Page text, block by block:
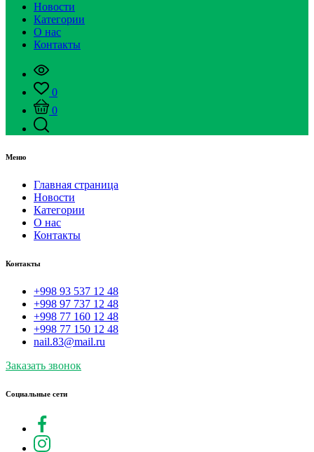
Новости
Категории
О нас
Контакты
0
0
Меню
Главная страница
Новости
Категории
О нас
Контакты
Контакты
+998 93 537 12 48
+998 97 737 12 48
+998 77 160 12 48
+998 77 150 12 48
nail.83@mail.ru
Заказать звонок
Социальные сети